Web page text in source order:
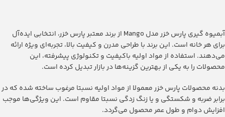
‫آبمیوه گیری پارس خزر مدل Mango‬ از برند معتبر پارس خزر، انتخابی ایده‌آل
برای هر خانه است. این برند با طراحی مدرن و کیفیت بالا، تجربه‌ای ویژه ارائه
می‌دهند. استفاده از مواد اولیه باکیفیت و تکنولوژی پیشرفته، این
محصولات را به یکی از بهترین گزینه‌ها در بازار تبدیل کرده است.
بدنه محصولات پارس خزر معمولا از مواد اولیه نسبتا مرغوب ساخته شده که در
برابر ضربه و شکستگی و یا زنگ زدگی نسبتا مقاوم است. این ویژگی‌ها موجب
افزایش دوام و طول عمر محصول می‌گردد.